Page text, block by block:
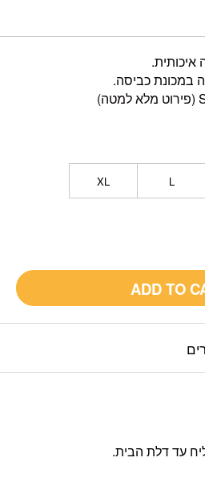
איכותית.
במכונת כביסה.
L
XL
ADD TO
עד דלת הבית.